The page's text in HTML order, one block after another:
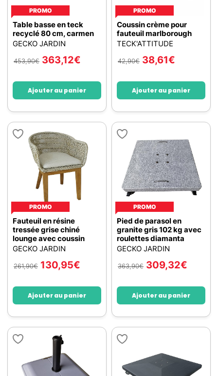
PROMO
Table basse en teck
recyclé 80 cm, carmen
GECKO JARDIN
453,90€ 363,12€
Ajouter au panier
PROMO
Coussin crème pour
fauteuil marlborough
TECK'ATTITUDE
42,90€ 38,61€
Ajouter au panier
PROMO
Fauteuil en résine
tressée grise chiné
lounge avec coussin
GECKO JARDIN
261,90€ 130,95€
Ajouter au panier
PROMO
Pied de parasol en
granite gris 102 kg avec
roulettes diamanta
GECKO JARDIN
363,90€ 309,32€
Ajouter au panier